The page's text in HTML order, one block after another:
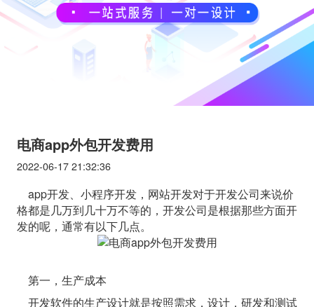
关于我们
电商app外包开发费用
2022-06-17 21:32:36
app开发、小程序开发，网站开发对于开发公司来说价
格都是几万到几十万不等的，开发公司是根据那些方面开
发的呢，通常有以下几点。
第一，生产成本
开发软件的生产设计就是按照需求，设计，研发和测试